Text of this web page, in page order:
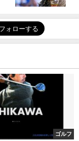
ゴルフ